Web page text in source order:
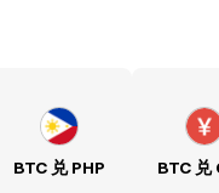
BTC 兑 PHP BTC 兑